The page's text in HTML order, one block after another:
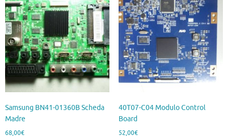
Samsung BN41-01360B Scheda
Madre
68,00€
40T07-C04 Modulo Control
Board
52,00€